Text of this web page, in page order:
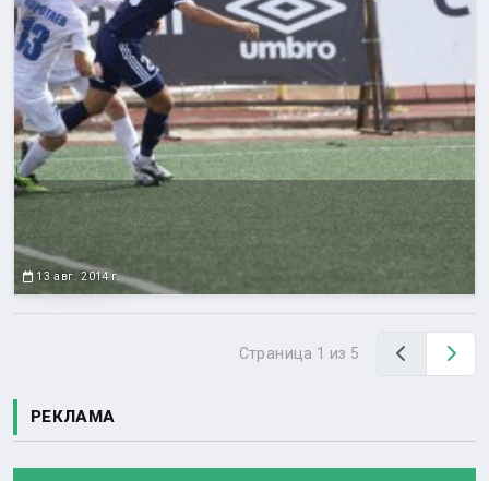
13 авг. 2014 г.
Страница 1 из 5 Назад
РЕКЛАМА